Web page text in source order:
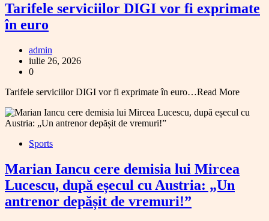
Tarifele serviciilor DIGI vor fi exprimate
în euro
admin
iulie 26, 2026
0
Tarifele serviciilor DIGI vor fi exprimate în euro…Read More
Sports
Marian Iancu cere demisia lui Mircea
Lucescu, după eșecul cu Austria: „Un
antrenor depășit de vremuri!”